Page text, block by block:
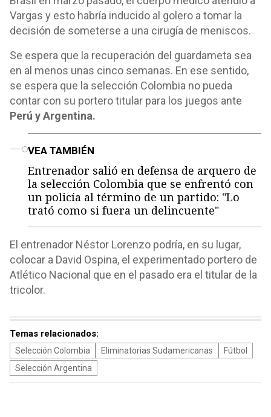
Vargas y esto habría inducido al golero a tomar la
decisión de someterse a una cirugía de meniscos.
Se espera que la recuperación del guardameta sea
en al menos unas cinco semanas. En ese sentido,
se espera que la selección Colombia no pueda
contar con su portero titular para los juegos ante
Perú y Argentina.
VEA TAMBIÉN
Entrenador salió en defensa de arquero de
la selección Colombia que se enfrentó con
un policía al término de un partido: "Lo
trató como si fuera un delincuente"
El entrenador Néstor Lorenzo podría, en su lugar,
colocar a David Ospina, el experimentado portero de
Atlético Nacional que en el pasado era el titular de la
tricolor.
Temas relacionados:
Selección Colombia Eliminatorias Sudamericanas
Fútbol
Selección Argentina